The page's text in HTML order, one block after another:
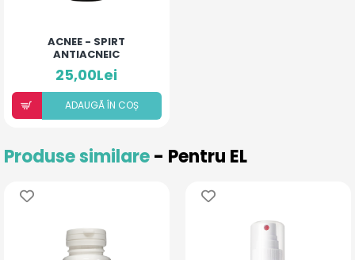
ACNEE - SPIRT
ANTIACNEIC
25,00Lei
ADAUGÃ ÎN COȘ
Produse similare- Pentru EL